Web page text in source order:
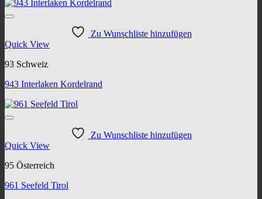
Zu Wunschliste hinzufügen
Quick View
93 Schweiz
943 Interlaken Kordelrand
Zu Wunschliste hinzufügen
Quick View
95 Österreich
961 Seefeld Tirol